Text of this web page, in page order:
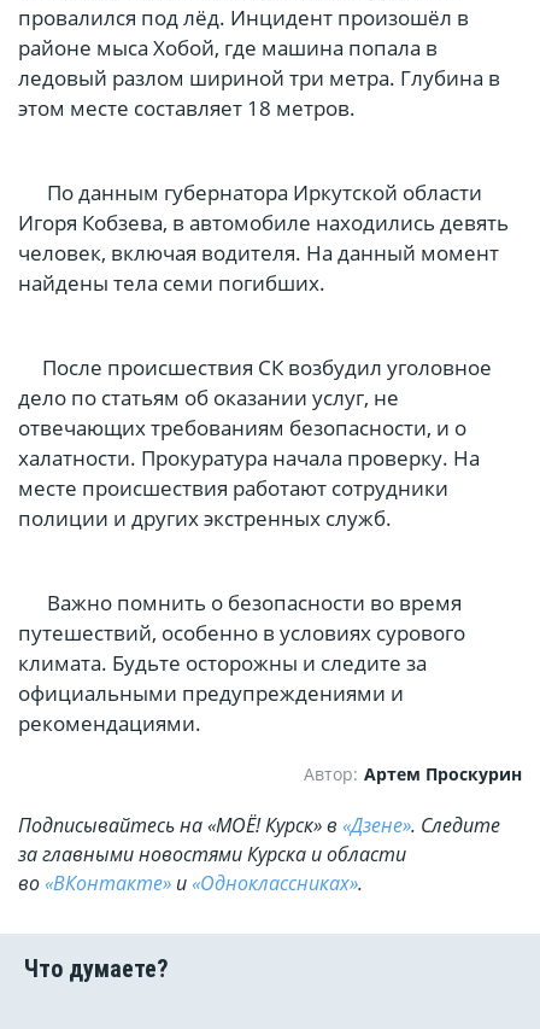
провалился под лёд. Инцидент произошёл в
районе мыса Хобой, где машина попала в
ледовый разлом шириной три метра. Глубина в
этом месте составляет 18 метров.
По данным губернатора Иркутской области
Игоря Кобзева, в автомобиле находились девять
человек, включая водителя. На данный момент
найдены тела семи погибших.
После происшествия СК возбудил уголовное
дело по статьям об оказании услуг, не
отвечающих требованиям безопасности, и о
халатности. Прокуратура начала проверку. На
месте происшествия работают сотрудники
полиции и других экстренных служб.
Важно помнить о безопасности во время
путешествий, особенно в условиях сурового
климата. Будьте осторожны и следите за
официальными предупреждениями и
рекомендациями.
Автор: Артем Проскурин
Подписывайтесь на «МОЁ! Курск» в «Дзене». Cледите
за главными новостями Курска и области
во«ВКонтакте» и«Одноклассниках».